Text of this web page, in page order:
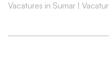
Vacatures in Sumar